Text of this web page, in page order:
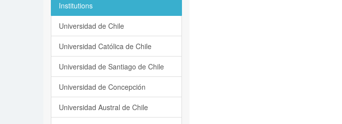
Institutions
Universidad de Chile
Universidad Católica de Chile
Universidad de Santiago de Chile
Universidad de Concepción
Universidad Austral de Chile